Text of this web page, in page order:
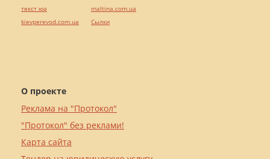
О проекте
Реклама на "Протокол"
"Протокол" без реклами!
Карта сайта
текст юа
kievperevod.com.ua
maltina.com.ua
Cылки